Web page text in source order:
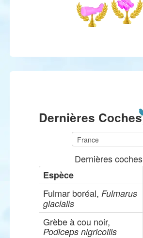
Dernières Coches
Dernières coches
Espèce
Fulmar boréal, Fulmarus
glacialis
Grèbe à cou noir,
Podiceps nigricollis